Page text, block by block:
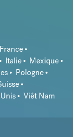
France
Italie
Mexique
Pologne
Viêt Nam